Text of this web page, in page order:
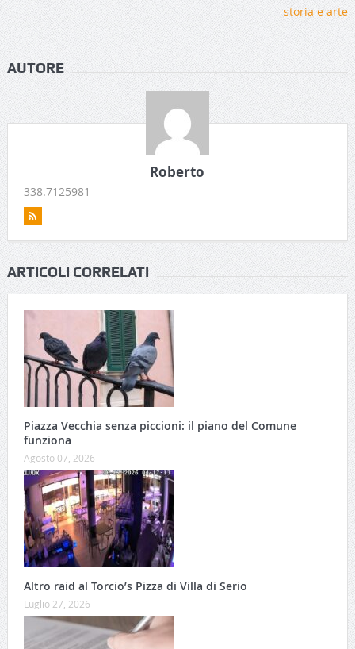
AUTORE
Roberto
338.7125981
ARTICOLI CORRELATI
Piazza Vecchia senza piccioni: il piano del Comune
funziona
Agosto 07, 2026
Altro raid al Torcio’s Pizza di Villa di Serio
Luglio 27, 2026